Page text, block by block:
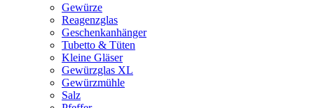
Gewürze
Reagenzglas
Geschenkanhänger
Tubetto & Tüten
Kleine Gläser
Gewürzglas XL
Gewürzmühle
Salz